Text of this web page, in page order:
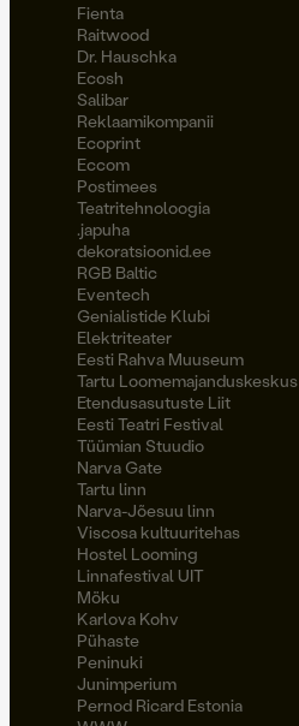
Fienta
Raitwood
Dr. Hauschka
Ecosh
Salibar
Reklaamikompanii
Ecoprint
Eccom
Postimees
Teatritehnoloogia
.japuha
dekoratsioonid.ee
RGB Baltic
Eventech
Genialistide Klubi
Elektriteater
Eesti Rahva Muuseum
Tartu Loomemajanduskeskus
Etendusasutuste Liit
Eesti Teatri Festival
Tüümian Stuudio
Narva Gate
Tartu linn
Narva-Jõesuu linn
Viscosa kultuuritehas
Hostel Looming
Linnafestival UIT
Möku
Karlova Kohv
Pühaste
Peninuki
Junimperium
Pernod Ricard Estonia